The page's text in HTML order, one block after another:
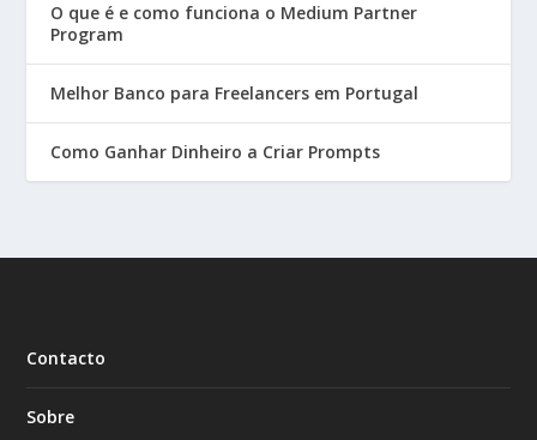
O que é e como funciona o Medium Partner
Program
Melhor Banco para Freelancers em Portugal
Como Ganhar Dinheiro a Criar Prompts
Contacto
Sobre